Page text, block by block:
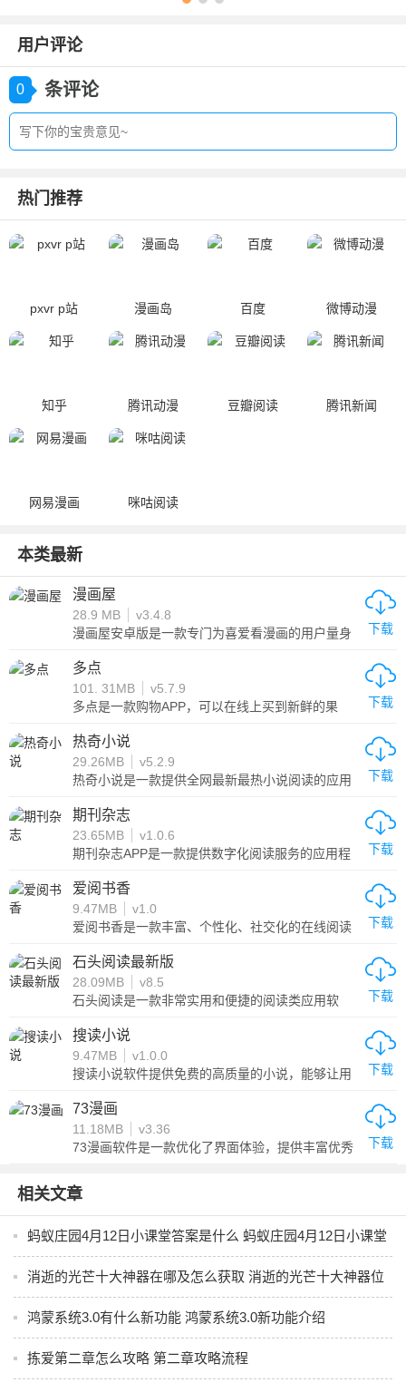
用户评论
0 条评论
热门推荐
pxvr p站 漫画岛 百度 微博动漫
知乎 腾讯动漫 豆瓣阅读 腾讯新闻
网易漫画 咪咕阅读
本类最新
漫画屋
28.9 MB
v3.4.8
漫画屋安卓版是一款专门为喜爱看漫画的用户量身
源，并且所涵盖的种类特别丰富，用户还可以自由
筛选定位，轻松找到自己想要看的漫画，一键点击
开启阅读，并且该平台上的漫画都是免费提供，没
有广告与付费，并且实时同步更新，更有许多实用
之选！
下载
多点
101. 31MB
v5.7.9
多点是一款购物APP，可以在线上买到新鲜的果
足，品质有保障。购物无需排队，支付方式多样
化。此外，多点还提供看点频道和多点直播，让用
户在购物的同时也能发现新奇有趣的事物。目前，
多点已与数十个商家合作，服务于多个城市。未
下载
热奇小说
29.26MB
v5.2.9
热奇小说是一款提供全网最新最热小说阅读的应用
和阅读各种类型的小说，包括言情、玄幻、军事、
历史、科幻等多个领域，可以为用户带来便捷、优
质的小说阅读体验。
下载
期刊杂志
23.65MB
v1.0.6
期刊杂志APP是一款提供数字化阅读服务的应用程
个性化推荐、优质内容等功能，可以让用户随时随
地获取自己感兴趣的内容，享受更加便捷、高品质
的阅读体验。
下载
爱阅书香
9.47MB
v1.0
爱阅书香是一款丰富、个性化、社交化的在线阅读
的阅读选择。同时也支持离线阅读，让用户在没有
网络的情况下也能够继续阅读。
下载
石头阅读最新版
28.09MB
v8.5
石头阅读是一款非常实用和便捷的阅读类应用软
服务，让用户更加轻松地享受阅读的乐趣，主要提
供电子书、漫画、有声书等多种类型的阅读内容。
下载
搜读小说
9.47MB
v1.0.0
搜读小说软件提供免费的高质量的小说，能够让用
色是支持多款类型的小说，包括玄幻小说、灵异神
怪小说、的都市言情小说等，能够满足每个用户的
不同品味，并在不同的平台上运行，如安卓、IOS等
智能手机。
下载
73漫画
11.18MB
v3.36
73漫画软件是一款优化了界面体验，提供丰富优秀
体验。此外，还可以根据标签搜索、分享漫画、创
建收藏夹等功能，让你更好地构建自己的漫画收藏
体验。
下载
相关文章
蚂蚁庄园4月12日小课堂答案是什么 蚂蚁庄园4月12日小课堂
答案分享
消逝的光芒十大神器在哪及怎么获取 消逝的光芒十大神器位
置及获取方式分享
鸿蒙系统3.0有什么新功能 鸿蒙系统3.0新功能介绍
拣爱第二章怎么攻略 第二章攻略流程